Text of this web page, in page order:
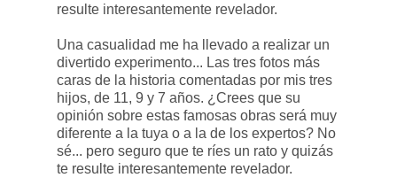
resulte interesantemente revelador.
Una casualidad me ha llevado a realizar un
divertido experimento... Las tres fotos más
caras de la historia comentadas por mis tres
hijos, de 11, 9 y 7 años. ¿Crees que su
opinión sobre estas famosas obras será muy
diferente a la tuya o a la de los expertos? No
sé... pero seguro que te ríes un rato y quizás
te resulte interesantemente revelador.